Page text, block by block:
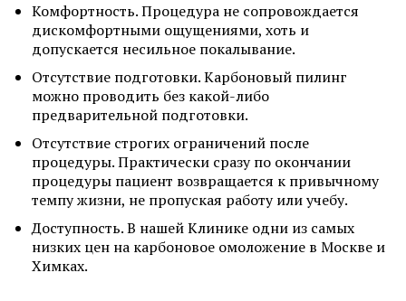
Комфортность. Процедура не сопровождается
дискомфортными ощущениями, хоть и
допускается несильное покалывание.
Отсутствие подготовки. Карбоновый пилинг
можно проводить без какой-либо
предварительной подготовки.
Отсутствие строгих ограничений после
процедуры. Практически сразу по окончании
процедуры пациент возвращается к привычному
темпу жизни, не пропуская работу или учебу.
Доступность. В нашей Клинике одни из самых
низких цен на карбоновое омоложение в Москве и
Химках.